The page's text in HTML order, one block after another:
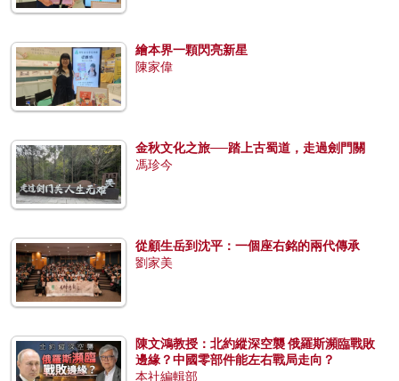
繪本界一顆閃亮新星
陳家偉
金秋文化之旅──踏上古蜀道，走過劍門關
馮珍今
從顧生岳到沈平：一個座右銘的兩代傳承
劉家美
陳文鴻教授：北約縱深空襲 俄羅斯瀕臨戰敗
邊緣？中國零部件能左右戰局走向？
本社編輯部